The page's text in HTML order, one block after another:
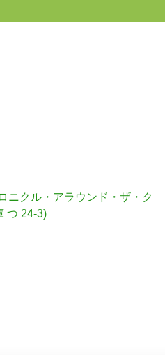
ニクル・アラウンド・ザ・ク
つ 24-3)